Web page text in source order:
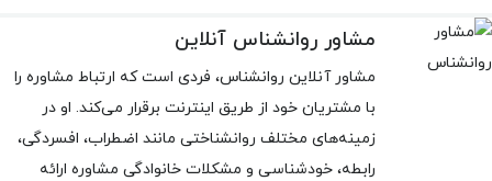
مشاور روانشناس آنلاین
مشاور آنلاین روانشناس، فردی است که ارتباط مشاوره را
با مشتریان خود از طریق اینترنت برقرار می‌کند. او در
زمینه‌های مختلف روانشناختی مانند اضطراب، افسردگی،
رابطه، خودشناسی و مشکلات خانوادگی مشاوره ارائه